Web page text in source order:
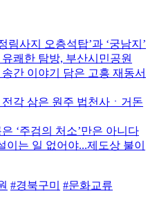
림사지 오층석탑’과 ‘궁남지’
쾌한 탐방, 부산시민공원
간 이야기 담은 고흥 재동서
각 삼은 원주 법천사ㆍ거돈
‘주검의 처소’만은 아니다
는 일 없어야...제도상 불이
#경북구미 #문화교류